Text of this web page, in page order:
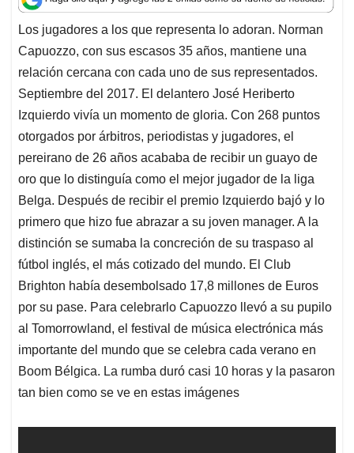
t
s
A
p
p
e
b
o
o
k
k
e
d
I
n
i
l
e
a
d
s
Los jugadores a los que representa lo adoran. Norman
Capuozzo, con sus escasos 35 años, mantiene una
relación cercana con cada uno de sus representados.
Septiembre del 2017. El delantero José Heriberto
Izquierdo vivía un momento de gloria. Con 268 puntos
otorgados por árbitros, periodistas y jugadores, el
pereirano de 26 años acababa de recibir un guayo de
oro que lo distinguía como el mejor jugador de la liga
Belga. Después de recibir el premio Izquierdo bajó y lo
primero que hizo fue abrazar a su joven manager. A la
distinción se sumaba la concreción de su traspaso al
fútbol inglés, el más cotizado del mundo. El Club
Brighton había desembolsado 17,8 millones de Euros
por su pase. Para celebrarlo Capuozzo llevó a su pupilo
al Tomorrowland, el festival de música electrónica más
importante del mundo que se celebra cada verano en
Boom Bélgica. La rumba duró casi 10 horas y la pasaron
tan bien como se ve en estas imágenes